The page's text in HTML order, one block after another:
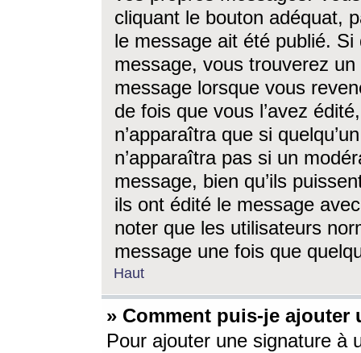
cliquant le bouton adéquat,
le message ait été publié. Si
message, vous trouverez
message lorsque vous
de fois que vous l’avez
n’apparaîtra que si
n’apparaîtra pas si un
message, bien qu’ils
ils ont édité le message
noter que les utilisateurs
message une fois que
Haut
» Comment puis-je ajouter
Pour ajouter une signature à